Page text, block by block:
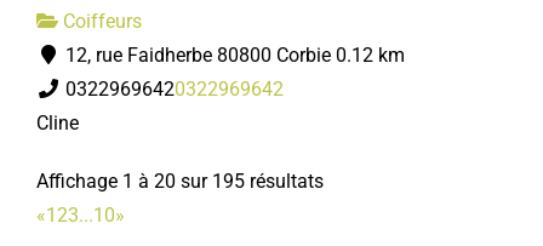
Coiffeurs
12, rue Faidherbe 80800 Corbie 0.12 km
03229696420322969642
Cline
Affichage 1 à 20 sur 195 résultats
«123...10»